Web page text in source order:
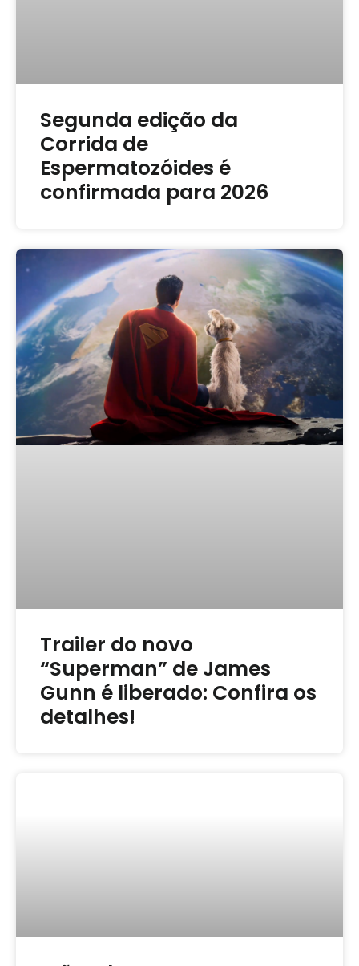
Segunda edição da
Corrida de
Espermatozóides é
confirmada para 2026
Trailer do novo
“Superman” de James
Gunn é liberado: Confira os
detalhes!